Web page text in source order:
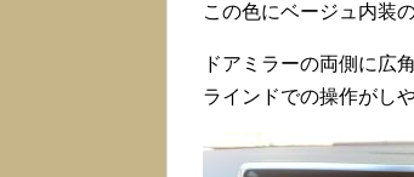
この色にベージュ内装
ドアミラーの両側に広
ラインドでの操作がし